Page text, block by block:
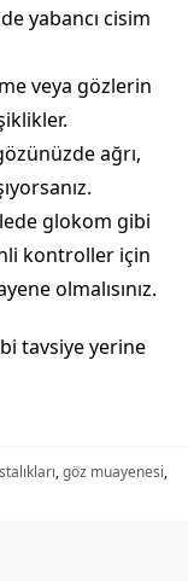
yabancı cisim
veya gözlerin
ağrı,
glokom gibi
kontroller için
olmalısınız.
tavsiye yerine
,göz muayenesi,